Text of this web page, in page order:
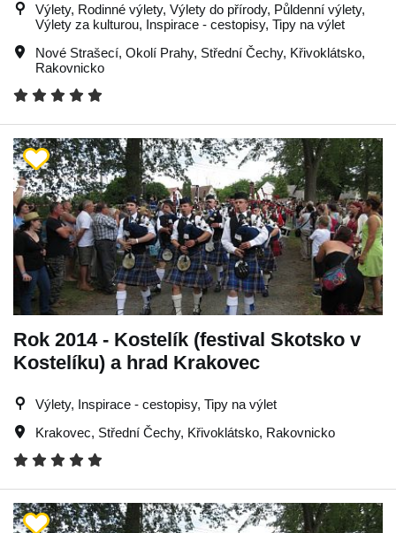
Výlety, Rodinné výlety, Výlety do přírody, Půldenní výlety,
Výlety za kulturou, Inspirace - cestopisy, Tipy na výlet
Nové Strašecí, Okolí Prahy, Střední Čechy, Křivoklátsko,
Rakovnicko
Rok 2014 - Kostelík (festival Skotsko v
Kostelíku) a hrad Krakovec
Výlety, Inspirace - cestopisy, Tipy na výlet
Krakovec, Střední Čechy, Křivoklátsko, Rakovnicko